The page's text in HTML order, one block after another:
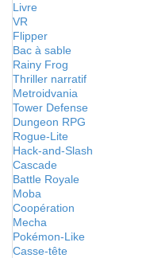
Livre
VR
Flipper
Bac à sable
Rainy Frog
Thriller narratif
Metroidvania
Tower Defense
Dungeon RPG
Rogue-Lite
Hack-and-Slash
Cascade
Battle Royale
Moba
Coopération
Mecha
Pokémon-Like
Casse-tête